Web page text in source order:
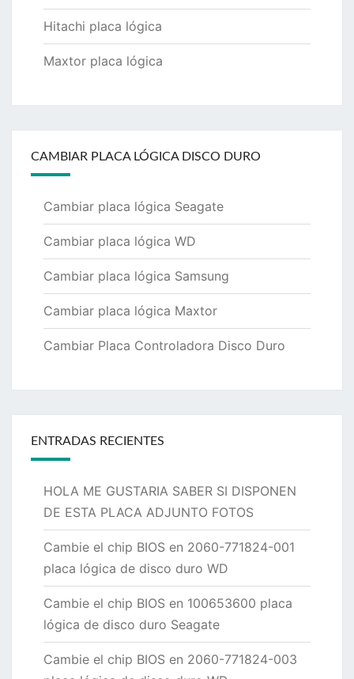
Hitachi placa lógica
Maxtor placa lógica
CAMBIAR PLACA LÓGICA DISCO DURO
Cambiar placa lógica Seagate
Cambiar placa lógica WD
Cambiar placa lógica Samsung
Cambiar placa lógica Maxtor
Cambiar Placa Controladora Disco Duro
ENTRADAS RECIENTES
HOLA ME GUSTARIA SABER SI DISPONEN
DE ESTA PLACA ADJUNTO FOTOS
Cambie el chip BIOS en 2060-771824-001
placa lógica de disco duro WD
Cambie el chip BIOS en 100653600 placa
lógica de disco duro Seagate
Cambie el chip BIOS en 2060-771824-003